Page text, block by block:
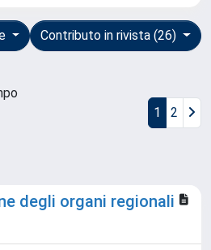
Contributo in rivista (26)
1 2
degli organi regionali